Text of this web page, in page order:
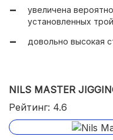
увеличена
установленных
довольно высокая
NILS MASTER
Рейтинг: 4.6